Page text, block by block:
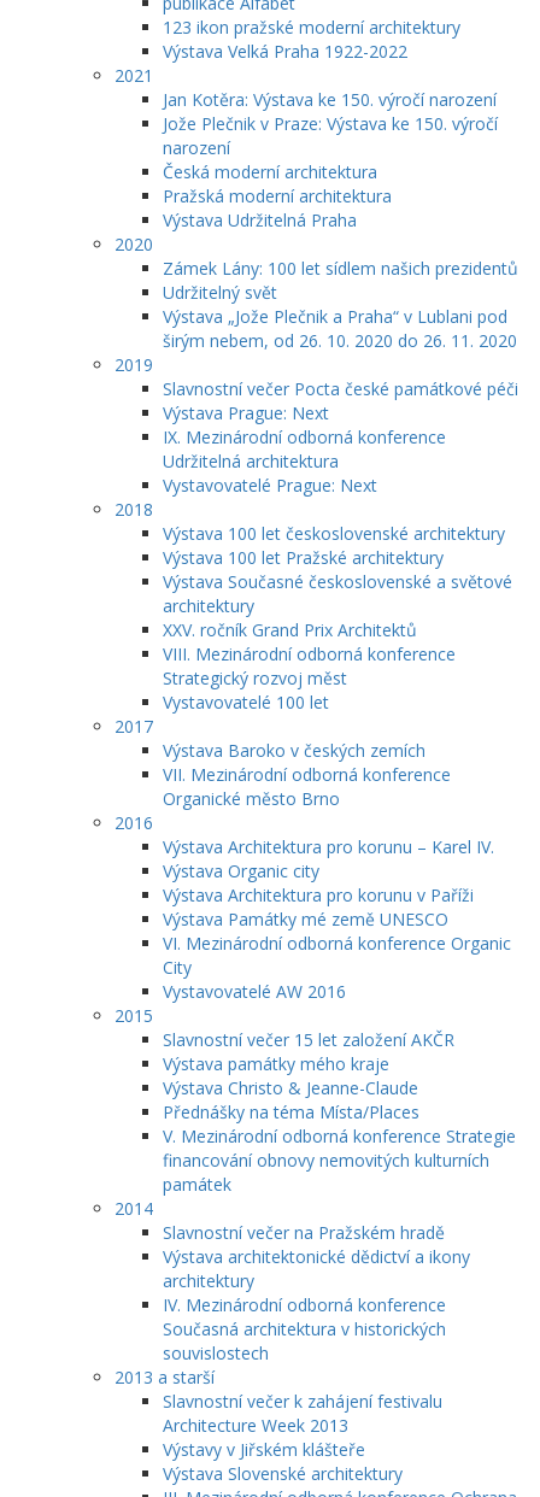
123 ikon pražské moderní architektury
Výstava Velká Praha 1922-2022
2021
Jan Kotěra: Výstava ke 150. výročí narození
Jože Plečnik v Praze: Výstava ke 150. výročí
narození
Česká moderní architektura
Pražská moderní architektura
Výstava Udržitelná Praha
2020
Zámek Lány: 100 let sídlem našich prezidentů
Udržitelný svět
Výstava „Jože Plečnik a Praha“ v Lublani pod
širým nebem, od 26. 10. 2020 do 26. 11. 2020
2019
Slavnostní večer Pocta české památkové péči
Výstava Prague: Next
IX. Mezinárodní odborná konference
Udržitelná architektura
Vystavovatelé Prague: Next
2018
Výstava 100 let československé architektury
Výstava 100 let Pražské architektury
Výstava Současné československé a světové
architektury
XXV. ročník Grand Prix Architektů
VIII. Mezinárodní odborná konference
Strategický rozvoj měst
Vystavovatelé 100 let
2017
Výstava Baroko v českých zemích
VII. Mezinárodní odborná konference
Organické město Brno
2016
Výstava Architektura pro korunu – Karel IV.
Výstava Organic city
Výstava Architektura pro korunu v Paříži
Výstava Památky mé země UNESCO
VI. Mezinárodní odborná konference Organic
City
Vystavovatelé AW 2016
2015
Slavnostní večer 15 let založení AKČR
Výstava památky mého kraje
Výstava Christo & Jeanne-Claude
Přednášky na téma Místa/Places
V. Mezinárodní odborná konference Strategie
financování obnovy nemovitých kulturních
památek
2014
Slavnostní večer na Pražském hradě
Výstava architektonické dědictví a ikony
architektury
IV. Mezinárodní odborná konference
Současná architektura v historických
souvislostech
2013 a starší
Slavnostní večer k zahájení festivalu
Architecture Week 2013
Výstavy v Jiřském klášteře
Výstava Slovenské architektury